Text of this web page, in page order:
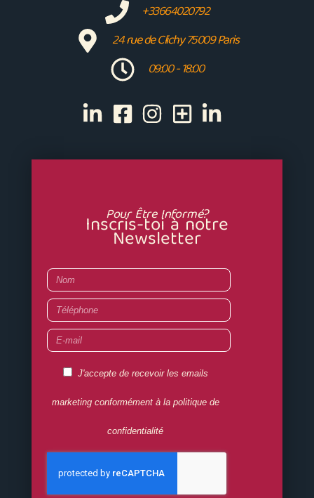
+33664020792
24 rue de Clichy 75009 Paris
09:00 - 18:00
Pour Être Informé?
Inscris-toi à notre
Newsletter
Nom
Téléphone
E-
mail
RGPD
OK
J'accepte de recevoir les emails
marketing conformément à la politique de
confidentialité